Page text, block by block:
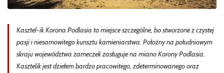
Kasztel-ik Korona Podlasia to miejsce szczególne, bo stworzone z czystej
pasji i niesamowitego kunsztu kamieniarstwa. Położny na południowym
skraju województwa zameczek zasługuje na miano Korony Podlasia.
Kasztelik jest dziełem bardzo pracowitego, zdeterminowanego oraz